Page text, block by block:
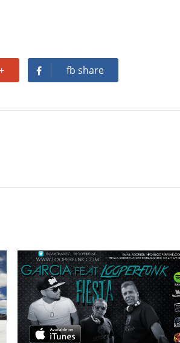
del hip-hop, contado con detalle
de una leyenda
La polémica que divide a millones de fans
fb share